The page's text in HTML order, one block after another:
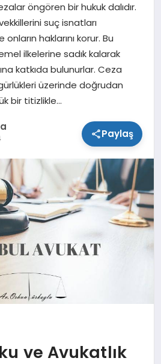
öngören bir hukuk dalıdır.
suç isnatları
haklarını korur. Bu
ilkelerine sadık kalarak
katkıda bulunurlar. Ceza
üzerinde doğrudan
bir titizlikle…
Paylaş
ve Avukatlık